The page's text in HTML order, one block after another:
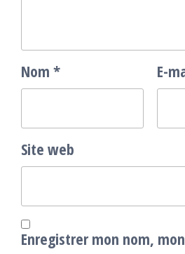
Nom * E-
Site web
Enregistrer mon nom,